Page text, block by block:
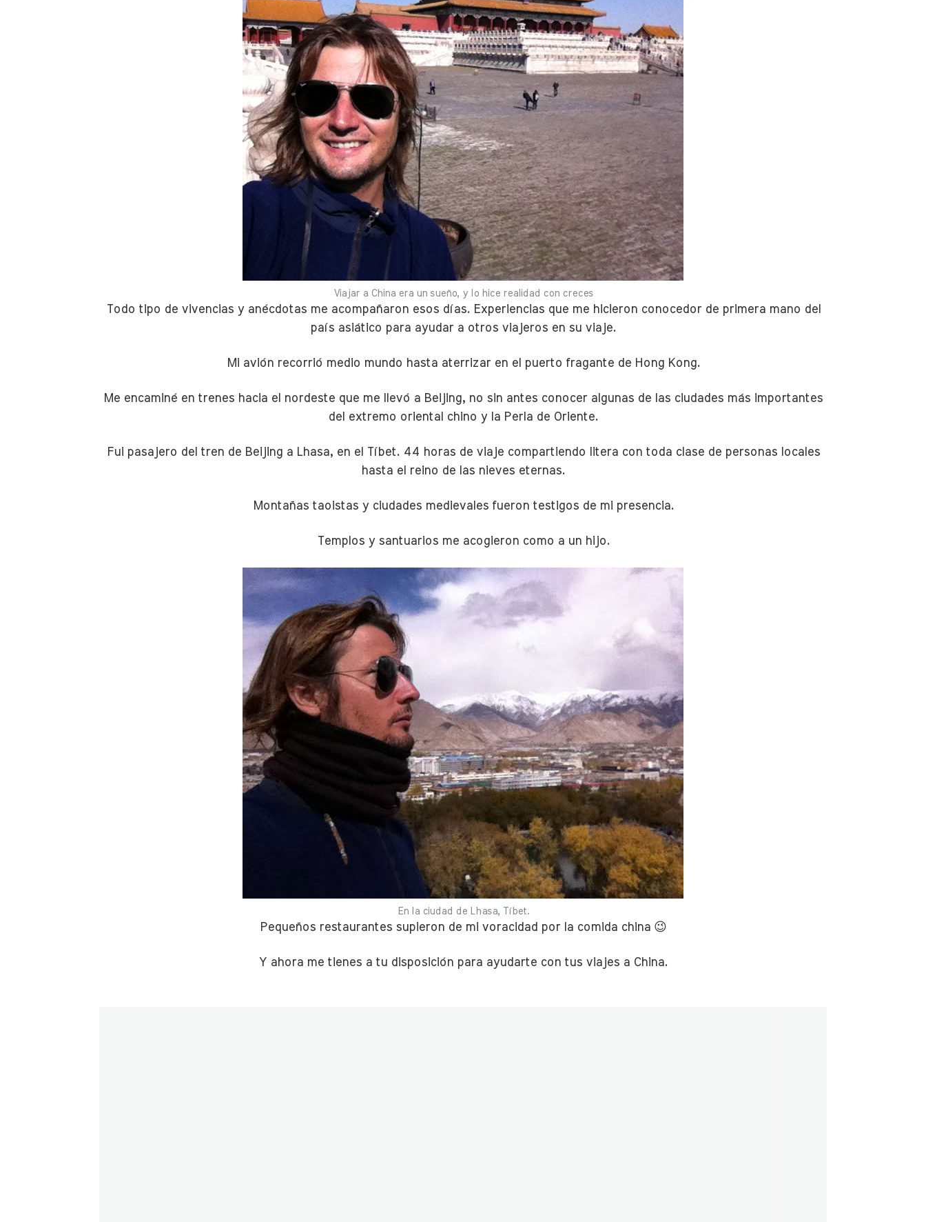
Viajar a China era un sueño, y lo hice realidad con creces
Todo tipo de vivencias y anécdotas me acompañaron esos días. Experiencias que me hicieron conocedor de primera mano del
país asiático para ayudar a otros viajeros en su viaje.
Mi avión recorrió medio mundo hasta aterrizar en el puerto fragante de Hong Kong.
Me encaminé en trenes hacia el nordeste que me llevó a Beijing, no sin antes conocer algunas de las ciudades más importantes
del extremo oriental chino y la Perla de Oriente.
Fui pasajero del tren de Beijing a Lhasa, en el Tíbet. 44 horas de viaje compartiendo litera con toda clase de personas locales
hasta el reino de las nieves eternas.
Montañas taoistas y ciudades medievales fueron testigos de mi presencia.
Templos y santuarios me acogieron como a un hijo.
En la ciudad de Lhasa, Tíbet.
Pequeños restaurantes supieron de mi voracidad por la comida china 😉
Y ahora me tienes a tu disposición para ayudarte con tus viajes a China.